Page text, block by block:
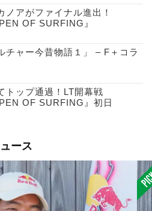
ノアがファイナル進出！
OF SURFING』
チャー今昔物語１」 – F＋コラ
トップ通過！LT開幕戦
OF SURFING』初日
ース